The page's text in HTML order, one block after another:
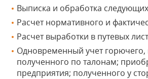
Выписка и обработка
Расчет нормативного и
Расчет выработки в путевых
Одновременный учет
полученного по талонам;
предприятия; полученного у